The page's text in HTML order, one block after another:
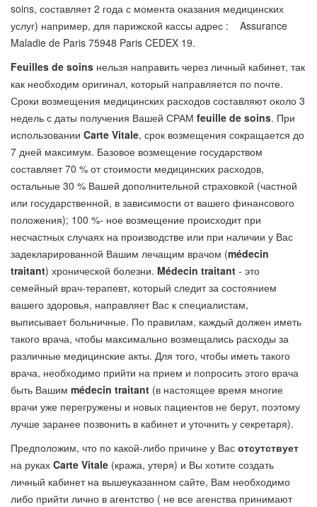
soins, составляет 2 года с момента оказания медицинских
услуг) например, для парижской кассы адрес : Assurance
Maladie de Paris 75948 Paris CEDEX 19.
Feuilles de soins нельзя направить через личный кабинет, так
как необходим оригинал, который направляется по почте.
Сроки возмещения медицинских расходов составляют около 3
недель с даты получения Вашей СРАМ feuille de soins. При
использовании Carte Vitale, срок возмещения сокращается до
7 дней максимум. Базовое возмещение государством
составляет 70 % от стоимости медицинских расходов,
остальные 30 % Вашей дополнительной страховкой (частной
или государственной, в зависимости от вашего финансового
положения); 100 %- ное возмещение происходит при
несчастных случаях на производстве или при наличии у Вас
задекларированной Вашим лечащим врачом (médecin
traitant) хронической болезни. Médecin traitant - это
семейный врач-терапевт, который следит за состоянием
вашего здоровья, направляет Вас к специалистам,
выписывает больничные. По правилам, каждый должен иметь
такого врача, чтобы максимально возмещались расходы за
различные медицинские акты. Для того, чтобы иметь такого
врача, необходимо прийти на прием и попросить этого врача
быть Вашим médecin traitant (в настоящее время многие
врачи уже перегружены и новых пациентов не берут, поэтому
лучше заранее позвонить в кабинет и уточнить у секретаря).
Предположим, что по какой-либо причине у Вас отсутствует
на руках Carte Vitale (кража, утеря) и Вы хотите создать
личный кабинет на вышеуказанном сайте, Вам необходимо
либо прийти лично в агентство ( не все агенства принимают